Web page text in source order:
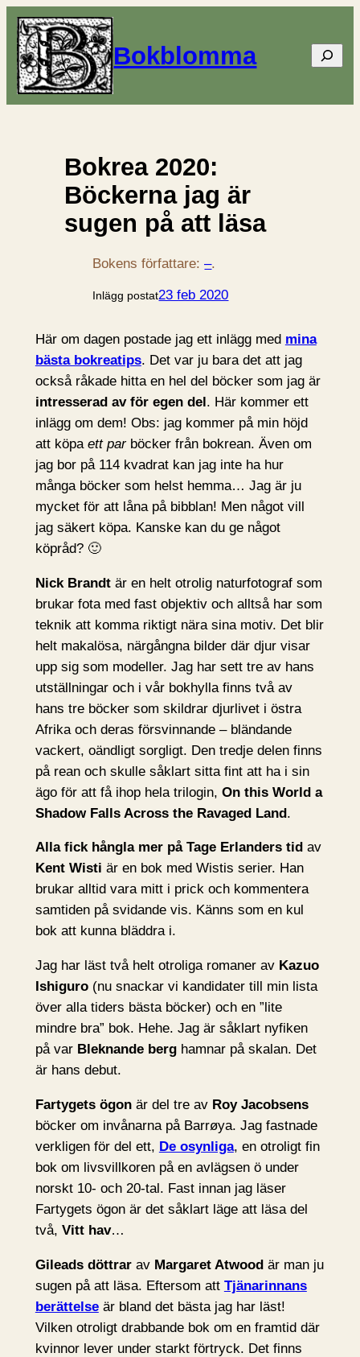
Bokblomma Sök
Bokrea 2020:
Böckerna jag är
sugen på att läsa
Bokens författare:–.
Inlägg postat23 feb 2020
Här om dagen postade jag ett inlägg med mina
bästa bokreatips. Det var ju bara det att jag
också råkade hitta en hel del böcker som jag är
intresserad av för egen del. Här kommer ett
inlägg om dem! Obs: jag kommer på min höjd
att köpa ett parböcker från bokrean. Även om
jag bor på 114 kvadrat kan jag inte ha hur
många böcker som helst hemma… Jag är ju
mycket för att låna på bibblan! Men något vill
jag säkert köpa. Kanske kan du ge något
köpråd? 🙂
Nick Brandtär en helt otrolig naturfotograf som
brukar fota med fast objektiv och alltså har som
teknik att komma riktigt nära sina motiv. Det blir
helt makalösa, närgångna bilder där djur visar
upp sig som modeller. Jag har sett tre av hans
utställningar och i vår bokhylla finns två av
hans tre böcker som skildrar djurlivet i östra
Afrika och deras försvinnande – bländande
vackert, oändligt sorgligt. Den tredje delen finns
på rean och skulle såklart sitta fint att ha i sin
ägo för att få ihop hela trilogin, On this World a
Shadow Falls Across the Ravaged Land.
Alla fick hångla mer på Tage Erlanders tid av
Kent Wisti är en bok med Wistis serier. Han
brukar alltid vara mitt i prick och kommentera
samtiden på svidande vis. Känns som en kul
bok att kunna bläddra i.
Jag har läst två helt otroliga romaner av Kazuo
Ishiguro(nu snackar vi kandidater till min lista
över alla tiders bästa böcker) och en ”lite
mindre bra” bok. Hehe. Jag är såklart nyfiken
på var Bleknande berghamnar på skalan. Det
är hans debut.
Fartygets ögon är del tre av Roy Jacobsens
böcker om invånarna på Barrøya. Jag fastnade
verkligen för del ett, De osynliga, en otroligt fin
bok om livsvillkoren på en avlägsen ö under
norskt 10- och 20-tal. Fast innan jag läser
Fartygets ögon är det såklart läge att läsa del
två, Vitt hav…
Gileads döttrarav Margaret Atwoodär man ju
sugen på att läsa. Eftersom att Tjänarinnans
berättelseär bland det bästa jag har läst!
Vilken otroligt drabbande bok om en framtid där
kvinnor lever under starkt förtryck. Det finns